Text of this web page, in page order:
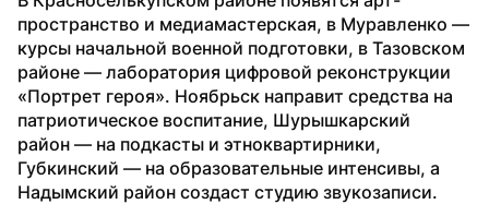
пространство и медиамастерская, в Муравленко —
курсы начальной военной подготовки, в Тазовском
районе — лаборатория цифровой реконструкции
«Портрет героя». Ноябрьск направит средства на
патриотическое воспитание, Шурышкарский
район — на подкасты и этноквартирники,
Губкинский — на образовательные интенсивы, а
Надымский район создаст студию звукозаписи.